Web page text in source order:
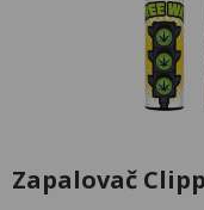
Zapalovač